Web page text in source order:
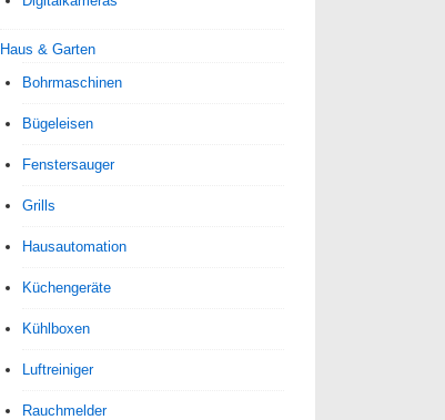
Haus & Garten
Bohrmaschinen
Bügeleisen
Fenstersauger
Grills
Hausautomation
Küchengeräte
Kühlboxen
Luftreiniger
Rauchmelder